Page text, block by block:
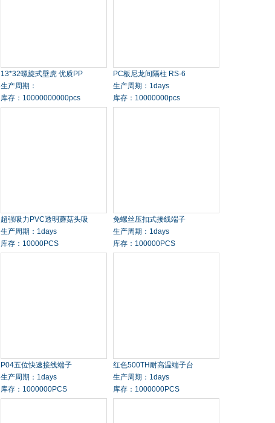
13*32螺旋式壁虎 优质PP
生产周期：
库存：10000000000pcs
PC板尼龙间隔柱 RS-6
生产周期：1days
库存：10000000pcs
超强吸力PVC透明蘑菇头吸
生产周期：1days
库存：10000PCS
免螺丝压扣式接线端子
生产周期：1days
库存：100000PCS
P04五位快速接线端子
生产周期：1days
库存：1000000PCS
红色500TH耐高温端子台
生产周期：1days
库存：1000000PCS